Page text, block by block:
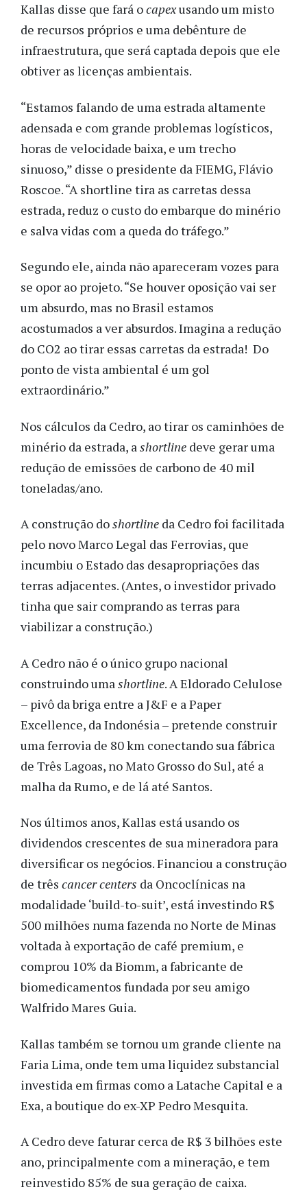
Kallas disse que fará ocapexusando um misto
de recursos próprios e uma debênture de
infraestrutura, que será captada depois que ele
obtiver as licenças ambientais.
“Estamos falando de uma estrada altamente
adensada e com grande problemas logísticos,
horas de velocidade baixa, e um trecho
sinuoso,” disse o presidente da FIEMG, Flávio
Roscoe. “A shortline tira as carretas dessa
estrada, reduz o custo do embarque do minério
e salva vidas com a queda do tráfego.”
Segundo ele, ainda não apareceram vozes para
se opor ao projeto. “Se houver oposição vai ser
um absurdo, mas no Brasil estamos
acostumados a ver absurdos. Imagina a redução
do CO2 ao tirar essas carretas da estrada! Do
ponto de vista ambiental é um gol
extraordinário.”
Nos cálculos da Cedro, ao tirar os caminhões de
minério da estrada, ashortline deve gerar uma
redução de emissões de carbono de 40 mil
toneladas/ano.
A construção doshortline da Cedro foi facilitada
pelo novo Marco Legal das Ferrovias, que
incumbiu o Estado das desapropriações das
terras adjacentes. (Antes, o investidor privado
tinha que sair comprando as terras para
viabilizar a construção.)
A Cedro não é o único grupo nacional
construindo uma shortline. A Eldorado Celulose
– pivô da briga entre a J&F e a Paper
Excellence, da Indonésia – pretende construir
uma ferrovia de 80 km conectando sua fábrica
de Três Lagoas, no Mato Grosso do Sul, até a
malha da Rumo, e de lá até Santos.
Nos últimos anos, Kallas está usando os
dividendos crescentes de sua mineradora para
diversificar os negócios. Financiou a construção
de três cancer centers da Oncoclínicas na
modalidade ‘build-to-suit’, está investindo R$
500 milhões numa fazenda no Norte de Minas
voltada à exportação de café premium, e
comprou 10% da Biomm, a fabricante de
biomedicamentos fundada por seu amigo
Walfrido Mares Guia.
Kallas também se tornou um grande cliente na
Faria Lima, onde tem uma liquidez substancial
investida em firmas como a Latache Capital e a
Exa, a boutique do ex-XP Pedro Mesquita.
A Cedro deve faturar cerca de R$ 3 bilhões este
ano, principalmente com a mineração, e tem
reinvestido 85% de sua geração de caixa.